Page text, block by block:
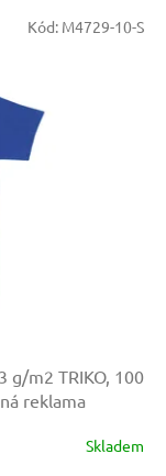
g/m2 TRIKO, 100
reklama
Skladem
Kód: M4729-10-S